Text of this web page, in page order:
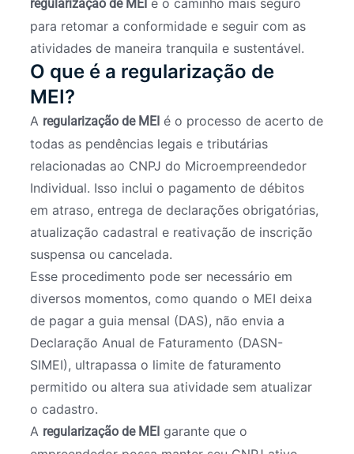
regularização de MEI
para retomar a conformidade e seguir com as
atividades de maneira tranquila e sustentável.
O que é a regularização de
MEI?
A regularização de MEI é o processo de acerto de
todas as pendências legais e tributárias
relacionadas ao CNPJ do Microempreendedor
Individual. Isso inclui o pagamento de débitos
em atraso, entrega de declarações obrigatórias,
atualização cadastral e reativação de inscrição
suspensa ou cancelada.
Esse procedimento pode ser necessário em
diversos momentos, como quando o MEI deixa
de pagar a guia mensal (DAS), não envia a
Declaração Anual de Faturamento (DASN-
SIMEI), ultrapassa o limite de faturamento
permitido ou altera sua atividade sem atualizar
o cadastro.
A regularização de MEI garante que o